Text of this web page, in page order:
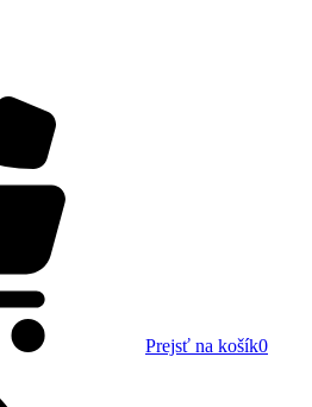
Prejsť na košík0